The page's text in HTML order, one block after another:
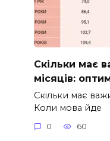
Скільки має
місяців:
Скільки має
Коли мова йде
0 60